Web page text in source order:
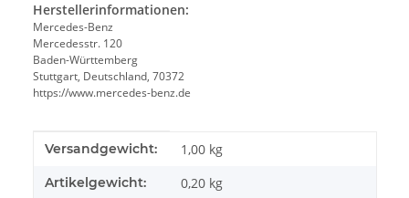
Herstellerinformationen:
Mercedes-Benz
Mercedesstr. 120
Baden-Württemberg
Stuttgart, Deutschland, 70372
https://www.mercedes-benz.de
Produkteigenschaft
Wert
Versandgewicht: 1,00 kg
Artikelgewicht: 0,20 kg